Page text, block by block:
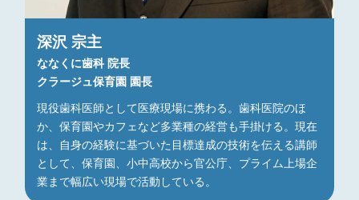
深沢 宗主
ななくに歯科 院長
クラージュ保育園 園長
現役歯科医師として医療現場に携わる。歯科医院のほ
か、保育園やカフェなど多業種の経営も手掛ける。現在
は、自身の経験に基づいた目標達成の技術を伝える講師
として、保育園、小中高校から官公庁、プライム上場企
業まで幅広い現場で活動している。